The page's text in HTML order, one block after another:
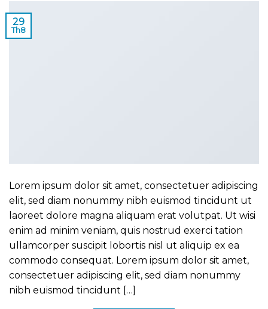
29
Th8
Lorem ipsum dolor sit amet, consectetuer adipiscing
elit, sed diam nonummy nibh euismod tincidunt ut
laoreet dolore magna aliquam erat volutpat. Ut wisi
enim ad minim veniam, quis nostrud exerci tation
ullamcorper suscipit lobortis nisl ut aliquip ex ea
commodo consequat. Lorem ipsum dolor sit amet,
consectetuer adipiscing elit, sed diam nonummy
nibh euismod tincidunt […]